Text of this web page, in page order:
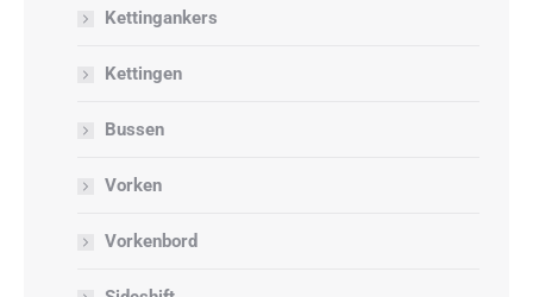
Kettingankers
Kettingen
Bussen
Vorken
Vorkenbord